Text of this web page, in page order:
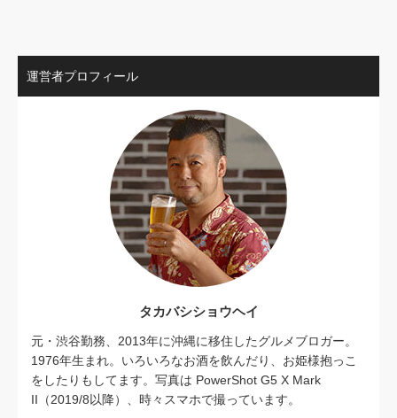
運営者プロフィール
タカバシショウヘイ
元・渋谷勤務、2013年に沖縄に移住したグルメブロガー。
1976年生まれ。いろいろなお酒を飲んだり、お姫様抱っこ
をしたりもしてます。写真は PowerShot G5 X Mark
II（2019/8以降）、時々スマホで撮っています。